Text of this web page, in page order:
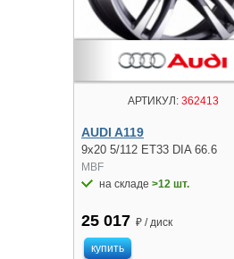
АРТИКУЛ:362413
AUDI A119
9x20 5/112 ET33 DIA 66.6
MBF
на складе >12 шт.
25 017 ₽ / диск
купить